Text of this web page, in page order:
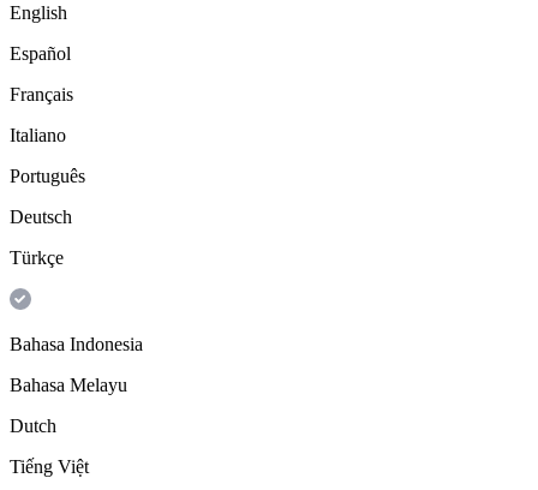
English
Español
Français
Italiano
Português
Deutsch
Türkçe
Bahasa Indonesia
Bahasa Melayu
Dutch
Tiếng Việt